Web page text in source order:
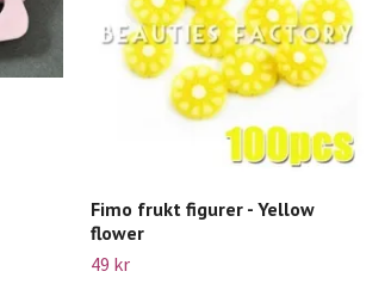
Fimo frukt figurer - Yellow
flower
49 kr